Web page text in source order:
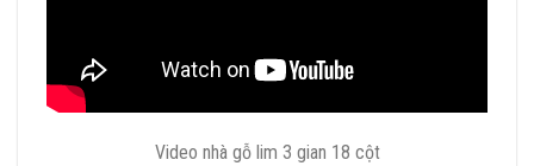
Video nhà gỗ lim 3 gian 18 cột